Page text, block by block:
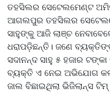
ତହସିଲର ସେଟେଲମେଣ୍ଟ
ଆଗଲପୁର ତହସିଲର
ସାହୁଙ୍କୁ ଆଜି ଲାଞ୍ଚ
ଧରାପଡ଼ିଛନ୍ତି। ଜଣେ
ସଦାନନ୍ଦ ସାହୁ ୫ ହଜାର
ବ୍ୟକ୍ତି ଏ ନେଇ ଅଭିଯୋଗ
ଜାଲ ବିଛାଇଥିଲା ଭିଜିଲାନ୍ସ